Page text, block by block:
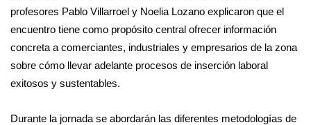
profesores Pablo Villarroel y Noelia Lozano explicaron que el
encuentro tiene como propósito central ofrecer información
concreta a comerciantes, industriales y empresarios de la zona
sobre cómo llevar adelante procesos de inserción laboral
exitosos y sustentables.
Durante la jornada se abordarán las diferentes metodologías de